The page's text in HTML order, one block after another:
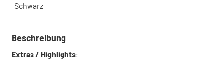
Schwarz
Beschreibung
Extras / Highlights: